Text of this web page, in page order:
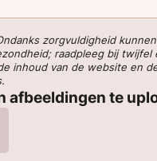
zorgvuldigheid
raadpleeg bij
inhoud van de website en
afbeeldingen te